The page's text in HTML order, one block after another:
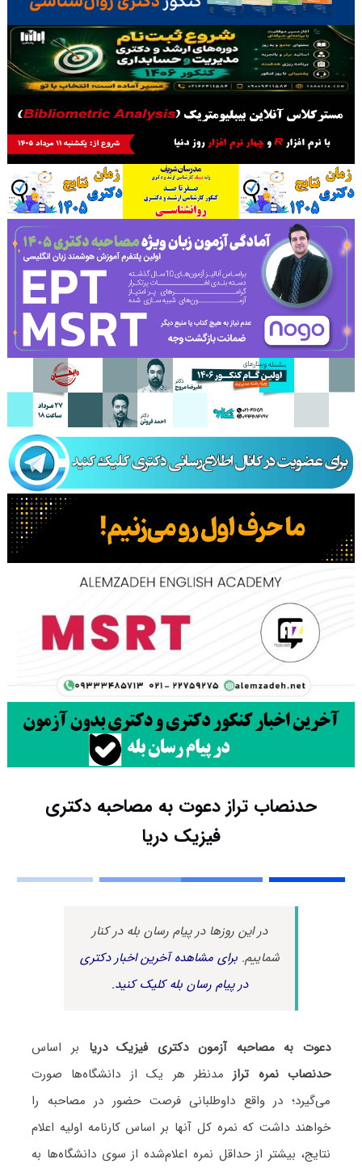
حدنصاب تراز دعوت به مصاحبه دکتری
فیزیک دریا
در این روزها در پیام رسان بله در کنار
شماییم.برای مشاهده آخرین اخبار دکتری
در پیام رسان بله کلیک کنید.
دعوت به مصاحبه آزمون دکتری فیزیک دریا بر اساس
حدنصاب نمره ترازمدنظر هر یک از دانشگاه‌ها صورت
می‌گیرد؛ در واقع داوطلبانی فرصت حضور در مصاحبه را
خواهند داشت که نمره کل آنها بر اساس کارنامه اولیه اعلام
نتایج، بیشتر از حداقل نمره اعلام‌شده از سوی دانشگاه‌ها به